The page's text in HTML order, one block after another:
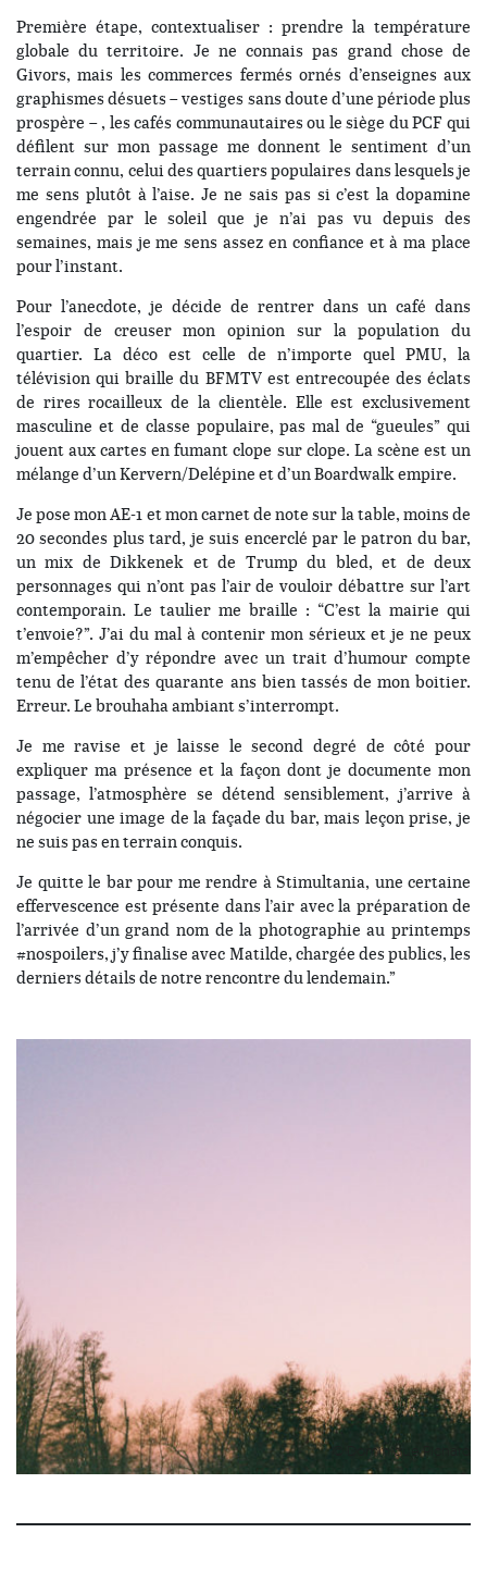
Première étape, contextualiser : prendre la température
globale du territoire. Je ne connais pas grand chose de
Givors, mais les commerces fermés ornés d’enseignes aux
graphismes désuets – vestiges sans doute d’une période plus
prospère – , les cafés communautaires ou le siège du PCF qui
défilent sur mon passage me donnent le sentiment d’un
terrain connu, celui des quartiers populaires dans lesquels je
me sens plutôt à l’aise. Je ne sais pas si c’est la dopamine
engendrée par le soleil que je n’ai pas vu depuis des
semaines, mais je me sens assez en confiance et à ma place
pour l’instant.
Pour l’anecdote, je décide de rentrer dans un café dans
l’espoir de creuser mon opinion sur la population du
quartier. La déco est celle de n’importe quel PMU, la
télévision qui braille du BFMTV est entrecoupée des éclats
de rires rocailleux de la clientèle. Elle est exclusivement
masculine et de classe populaire, pas mal de “gueules” qui
jouent aux cartes en fumant clope sur clope. La scène est un
mélange d’un Kervern/Delépine et d’un Boardwalk empire.
Je pose mon AE-1 et mon carnet de note sur la table, moins de
20 secondes plus tard, je suis encerclé par le patron du bar,
un mix de Dikkenek et de Trump du bled, et de deux
personnages qui n’ont pas l’air de vouloir débattre sur l’art
contemporain. Le taulier me braille : “C’est la mairie qui
t’envoie?”. J’ai du mal à contenir mon sérieux et je ne peux
m’empêcher d’y répondre avec un trait d’humour compte
tenu de l’état des quarante ans bien tassés de mon boitier.
Erreur. Le brouhaha ambiant s’interrompt.
Je me ravise et je laisse le second degré de côté pour
expliquer ma présence et la façon dont je documente mon
passage, l’atmosphère se détend sensiblement, j’arrive à
négocier une image de la façade du bar, mais leçon prise, je
ne suis pas en terrain conquis.
Je quitte le bar pour me rendre à Stimultania, une certaine
effervescence est présente dans l’air avec la préparation de
l’arrivée d’un grand nom de la photographie au printemps
#nospoilers, j’y finalise avec Matilde, chargée des publics, les
derniers détails de notre rencontre du lendemain.”
© Dominique Pichard